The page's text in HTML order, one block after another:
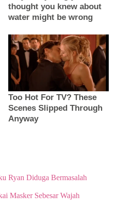
Ryan Diduga Bermasalah
Masker Sebesar Wajah